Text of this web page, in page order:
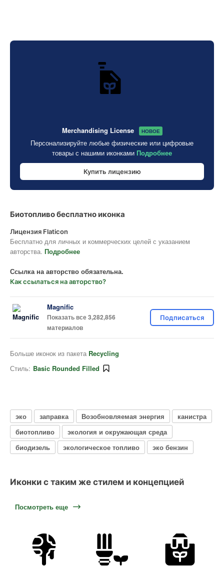
Merchandising License НОВОЕ
Персонализируйте любые физические или цифровые
товары с нашими иконками Подробнее
Купить лицензию
Биотопливо бесплатно иконка
Лицензия Flaticon
Бесплатно для личных и коммерческих целей с указанием
авторства. Подробнее
Ссылка на авторство обязательна.
Как ссылаться на авторство?
Magnific
Показать все 3,282,856
материалов
Подписаться
Больше иконок из пакета Recycling
Стиль: Basic Rounded Filled
эко заправка Возобновляемая энергия
канистра
биотопливо
экология и окружающая среда
биодизель
экологическое топливо эко бензин
Иконки с таким же стилем и концепцией
Посмотреть еще